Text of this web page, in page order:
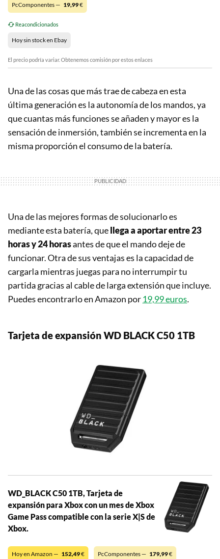
PcComponentes — 19,99€
Reacondicionados
Hoy sin stock en Ebay
El precio podría variar. Obtenemos comisión por estos enlaces
Una de las cosas que más trae de cabeza en esta
última generación es la autonomía de los mandos, ya
que cuantas más funciones se añaden y mayor es la
sensación de inmersión, también se incrementa en la
misma proporción el consumo de la batería.
Una de las mejores formas de solucionarlo es
mediante esta batería, quellega a aportar entre 23
horas y 24 horasantes de que el mando deje de
funcionar. Otra de sus ventajas es la capacidad de
cargarla mientras juegas para no interrumpir tu
partida gracias al cable de larga extensión que incluye.
Puedes encontrarlo en Amazon por 19,99 euros.
Tarjeta de expansión WD BLACK C50 1TB
WD_BLACK C50 1TB, Tarjeta de
expansión para Xbox con un mes de Xbox
Game Pass compatible con la serie X|S de
Xbox.
Hoy en Amazon — 152,49€ PcComponentes — 179,99€